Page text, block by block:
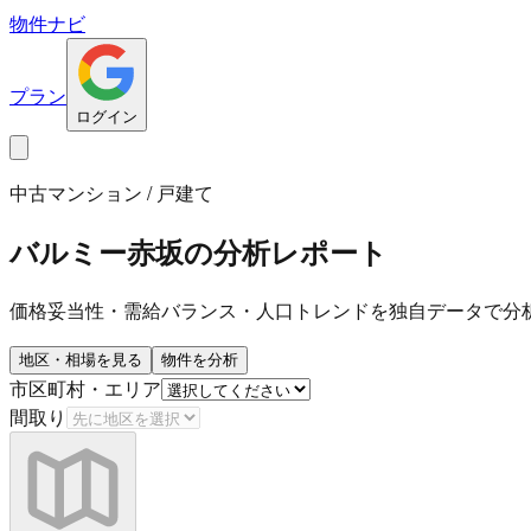
物件ナビ
プラン
ログイン
中古マンション / 戸建て
バルミー赤坂の分析レポート
価格妥当性・需給バランス・人口トレンドを独自データで分
地区・相場を見る 物件を分析
市区町村・エリア
間取り